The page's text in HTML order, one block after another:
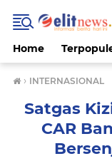
Home
› INTERNASIONAL
Satgas
CAR